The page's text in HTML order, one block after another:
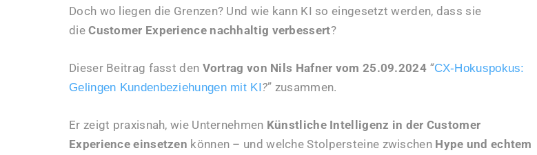
Doch wo liegen die Grenzen? Und wie kann KI so eingesetzt werden, dass sie
dieCustomer Experience nachhaltig verbessert?
Dieser Beitrag fasst den Vortrag von Nils Hafner vom 25.09.2024 “CX-Hokuspokus:
Gelingen Kundenbeziehungen mit KI?” zusammen.
Er zeigt praxisnah, wie Unternehmen Künstliche Intelligenz in der Customer
Experience einsetzen können – und welche Stolpersteine zwischen Hype und echtem